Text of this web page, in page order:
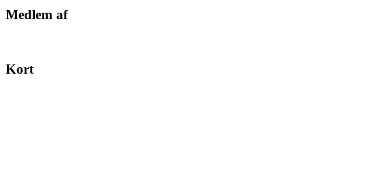
Medlem af
Kort